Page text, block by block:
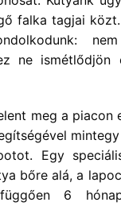
falka tagjai
ne ismétlődjön
meg a piacon
Egy
bőre alá, a
6